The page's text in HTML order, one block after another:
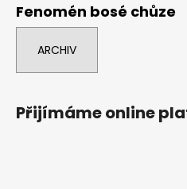
Fenomén bosé chůze
ARCHIV
Přijímáme online